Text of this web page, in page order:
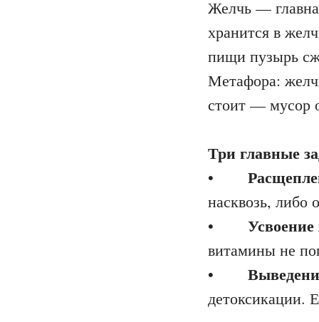
Желчь —
хранится в
пищи пузырь
Метафора:
стоит — мусор
Три главные
•
насквозь, либо
•
витамины не
•
детоксикации.